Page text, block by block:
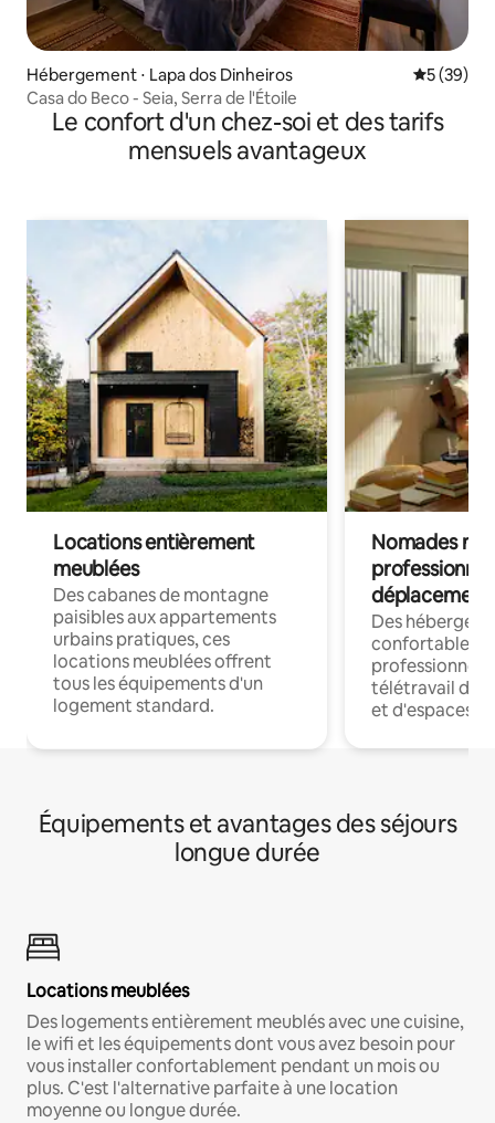
Hébergement ⋅ Lapa dos Dinheiros
5 (39)
Casa do Beco - Seia, Serra de l'Étoile
Le confort d'un chez-soi et des tarifs
mensuels avantageux
Locations entièrement
meublées
Des cabanes de montagne
paisibles aux appartements
urbains pratiques, ces
locations meublées offrent
tous les équipements d'un
logement standard.
Nomades
déplacement
Des
confortables
professionnels
télétravail
et d'espaces
Équipements et avantages des séjours
longue durée
Locations meublées
Des logements entièrement meublés avec une cuisine,
le wifi et les équipements dont vous avez besoin pour
vous installer confortablement pendant un mois ou
plus. C'est l'alternative parfaite à une location
moyenne ou longue durée.